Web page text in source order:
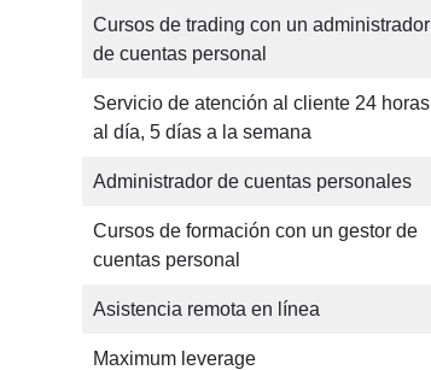
Cursos de trading con un administrador
de cuentas personal
Servicio de atención al cliente 24 horas
al día, 5 días a la semana
Administrador de cuentas personales
Cursos de formación con un gestor de
cuentas personal
Asistencia remota en línea
Maximum leverage